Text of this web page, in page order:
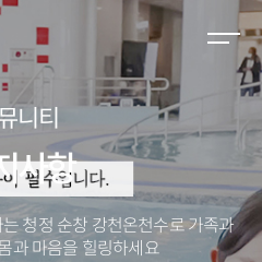
M
p
e
n
니티
사항
청정 순창 강천온천수로가족과
과 마음을 힐링하세요